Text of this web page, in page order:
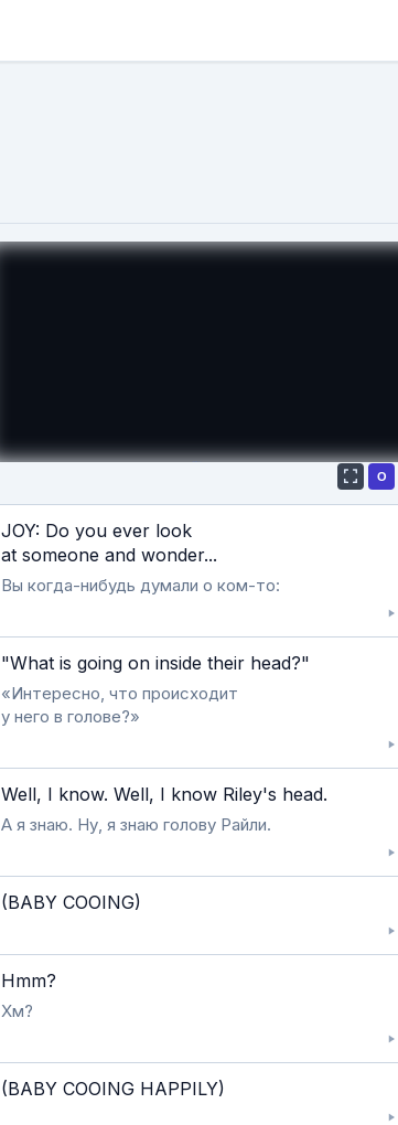
Если видео долго не грузится, выключите VPN
О
JOY: Do you ever look
at someone and wonder...
Вы когда-нибудь думали о ком-то:
"What is going on inside their head?"
«Интересно, что происходит
у него в голове?»
Well, I know. Well, I know Riley's head.
А я знаю. Ну, я знаю голову Райли.
(BABY COOING)
Hmm?
Хм?
(BABY COOING HAPPILY)